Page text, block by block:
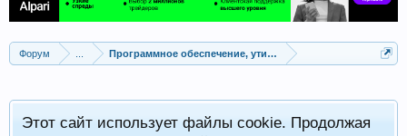
Форум Программное обеспечение, утилиты для трейдинга
Этот сайт использует файлы cookie. Продолжая